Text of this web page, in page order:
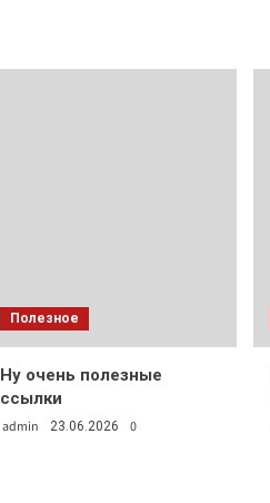
Полезное
Ну очень полезные
ссылки
admin 23.06.2026 0